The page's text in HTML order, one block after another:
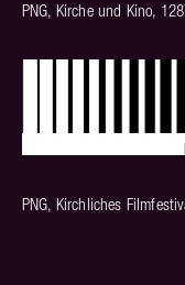
PNG, Kirche und Kino,
PNG, Kirchliches